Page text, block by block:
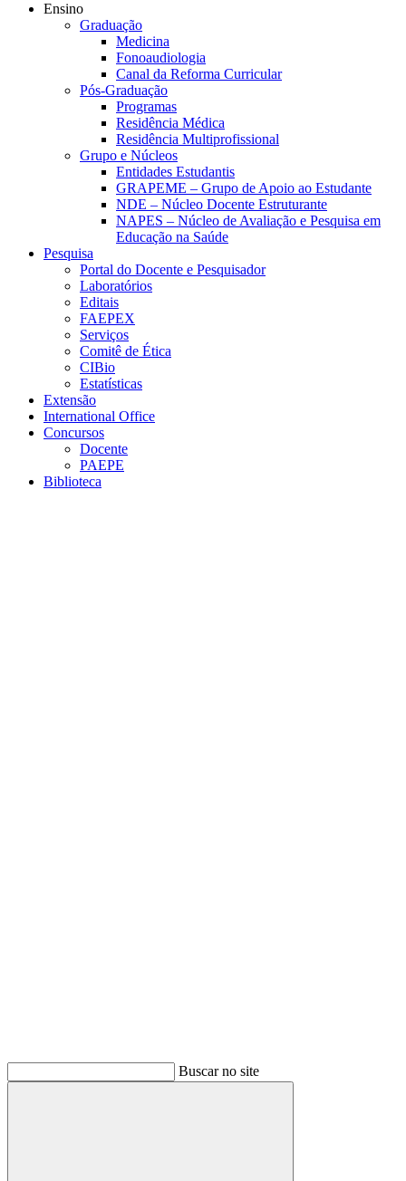
Ensino
Graduação
Medicina
Fonoaudiologia
Canal da Reforma Curricular
Pós-Graduação
Programas
Residência Médica
Residência Multiprofissional
Grupo e Núcleos
Entidades Estudantis
GRAPEME – Grupo de Apoio ao Estudante
NDE – Núcleo Docente Estruturante
NAPES – Núcleo de Avaliação e Pesquisa em
Educação na Saúde
Pesquisa
Portal do Docente e Pesquisador
Laboratórios
Editais
FAEPEX
Serviços
Comitê de Ética
CIBio
Estatísticas
Extensão
International Office
Concursos
Docente
PAEPE
Biblioteca
Buscar no site